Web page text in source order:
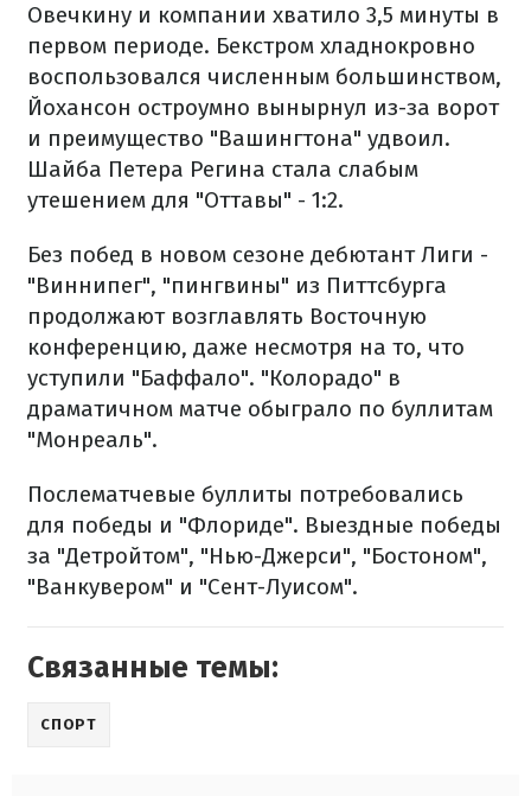
Овечкину и компании хватило 3,5 минуты в
первом периоде. Бекстром хладнокровно
воспользовался численным большинством,
Йохансон остроумно вынырнул из-за ворот
и преимущество "Вашингтона" удвоил.
Шайба Петера Регина стала слабым
утешением для "Оттавы" - 1:2.
Без побед в новом сезоне дебютант Лиги -
"Виннипег", "пингвины" из Питтсбурга
продолжают возглавлять Восточную
конференцию, даже несмотря на то, что
уступили "Баффало". "Колорадо" в
драматичном матче обыграло по буллитам
"Монреаль".
Послематчевые буллиты потребовались
для победы и "Флориде". Выездные победы
за "Детройтом", "Нью-Джерси", "Бостоном",
"Ванкувером" и "Сент-Луисом".
Связанные темы:
СПОРТ